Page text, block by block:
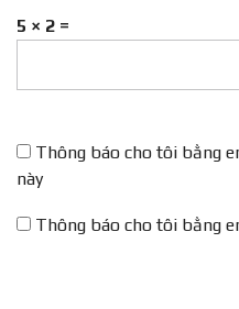
5 × 2 =
Thông báo cho tôi bằng
này
Thông báo cho tôi bằng